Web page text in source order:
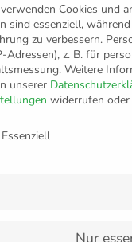
TICKETS
Cookies und
sind essenziell,
zu verbessern.
Adressen), z. B. für
Weitere
unserer
widerrufen oder
Essenziell
Nur